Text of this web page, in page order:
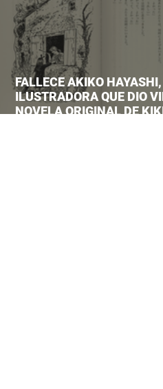
FALLECE AKIKO
ILUSTRADORA QUE DIO
NOVELA ORIGINAL DE